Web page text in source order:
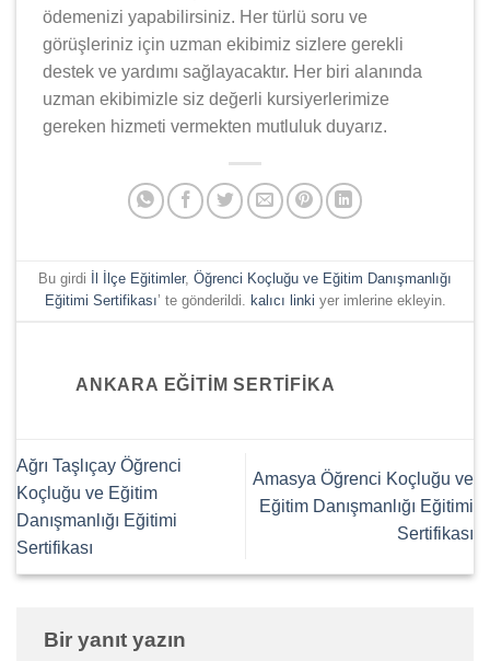
ödemenizi yapabilirsiniz. Her türlü soru ve
görüşleriniz için uzman ekibimiz sizlere gerekli
destek ve yardımı sağlayacaktır. Her biri alanında
uzman ekibimizle siz değerli kursiyerlerimize
gereken hizmeti vermekten mutluluk duyarız.
Bu girdi İl İlçe Eğitimler, Öğrenci Koçluğu ve Eğitim Danışmanlığı
Eğitimi Sertifikası’ te gönderildi. kalıcı linki yer imlerine ekleyin.
ANKARA EĞITIM SERTIFIKA
Ağrı Taşlıçay Öğrenci
Koçluğu ve Eğitim
Danışmanlığı Eğitimi
Sertifikası
Amasya Öğrenci Koçluğu ve
Eğitim Danışmanlığı Eğitimi
Sertifikası
Bir yanıt yazın